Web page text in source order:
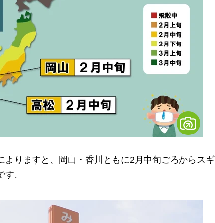
りますと、岡山・香川ともに2月中旬ごろからスギ
。